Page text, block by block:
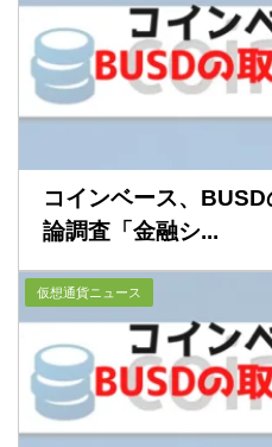
コインベース、
論調査「金融シ...
仮想通貨ニュース